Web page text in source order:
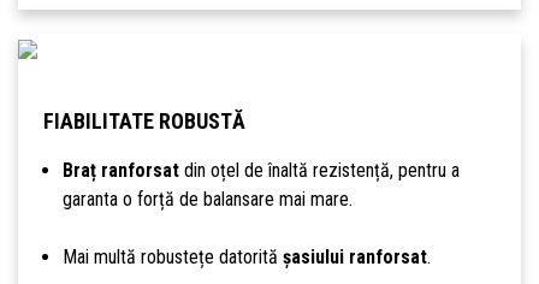
FIABILITATE ROBUSTĂ
Braț ranforsatdin oțel de înaltă rezistență, pentru a
garanta o forță de balansare mai mare.
Mai multă robustețe datorită șasiului ranforsat.